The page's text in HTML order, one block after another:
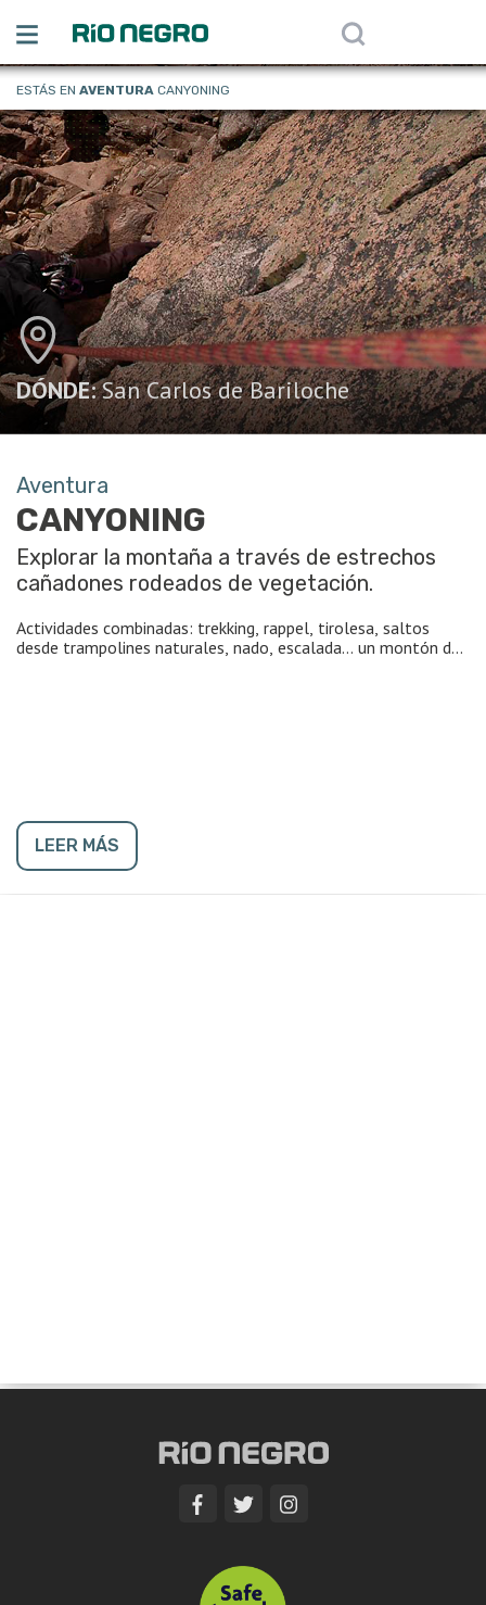
ESTÁS EN AVENTURA CANYONING
DÓNDE: San Carlos de Bariloche
Aventura
CANYONING
Explorar la montaña a través de estrechos
cañadones rodeados de vegetación.
Actividades combinadas: trekking, rappel, tirolesa, saltos
desde trampolines naturales, nado, escalada… un montón de
LEER MÁS